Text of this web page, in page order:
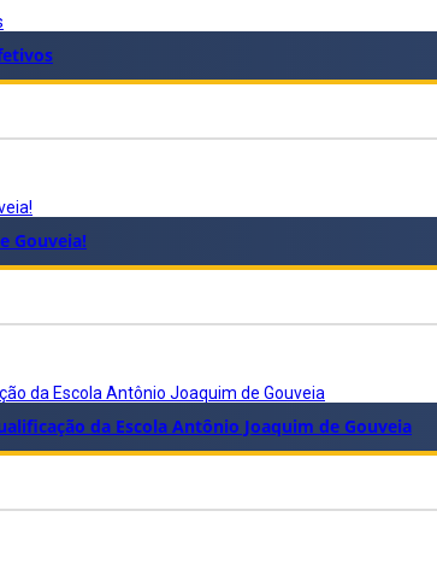
Gouveia!
da Escola Antônio Joaquim de Gouveia
da Escola Antônio Joaquim de Gouveia